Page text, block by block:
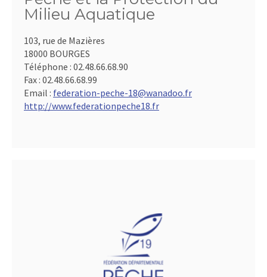
Milieu Aquatique
103, rue de Mazières
18000 BOURGES
Téléphone : 02.48.66.68.90
Fax : 02.48.66.68.99
Email : federation-peche-18@wanadoo.fr
http://www.federationpeche18.fr